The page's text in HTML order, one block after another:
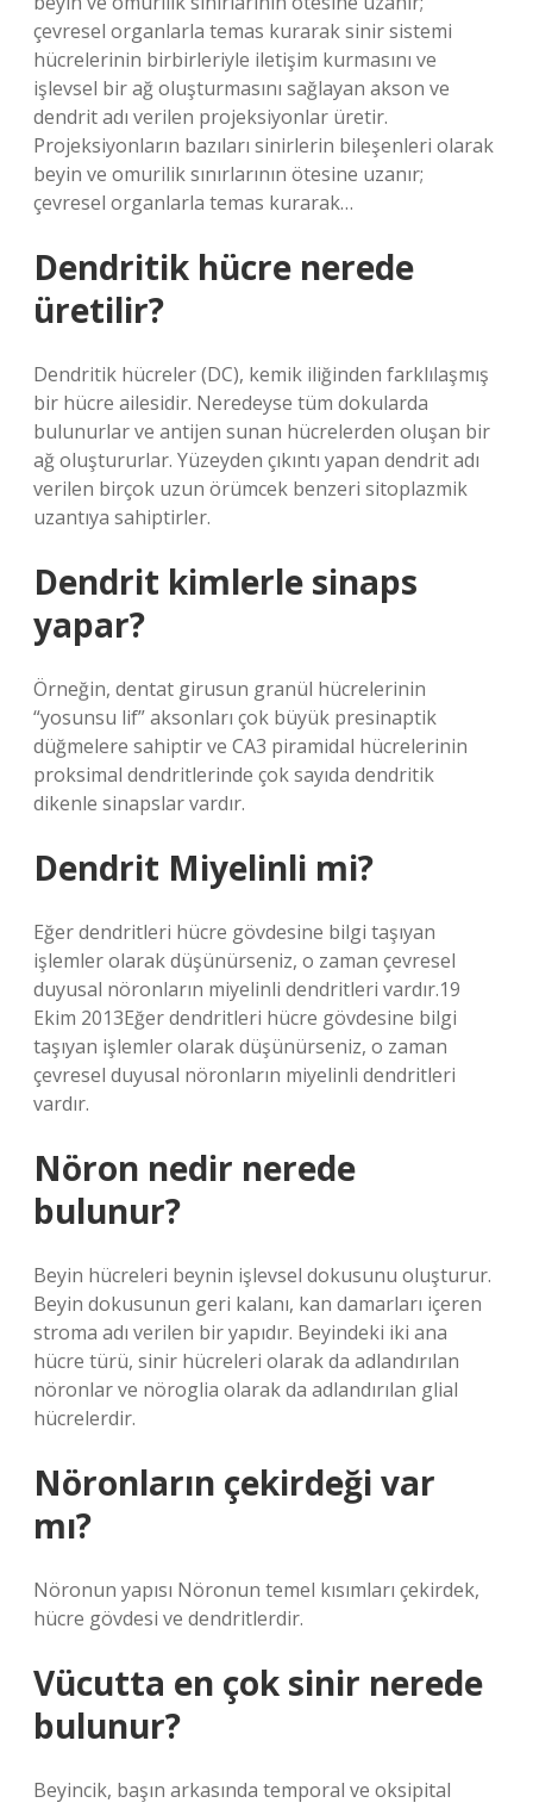
çevresel organlarla temas kurarak sinir sistemi
hücrelerinin birbirleriyle iletişim kurmasını ve
işlevsel bir ağ oluşturmasını sağlayan akson ve
dendrit adı verilen projeksiyonlar üretir.
Projeksiyonların bazıları sinirlerin bileşenleri olarak
beyin ve omurilik sınırlarının ötesine uzanır;
çevresel organlarla temas kurarak…
Dendritik hücre nerede
üretilir?
Dendritik hücreler (DC), kemik iliğinden farklılaşmış
bir hücre ailesidir. Neredeyse tüm dokularda
bulunurlar ve antijen sunan hücrelerden oluşan bir
ağ oluştururlar. Yüzeyden çıkıntı yapan dendrit adı
verilen birçok uzun örümcek benzeri sitoplazmik
uzantıya sahiptirler.
Dendrit kimlerle sinaps
yapar?
Örneğin, dentat girusun granül hücrelerinin
“yosunsu lif” aksonları çok büyük presinaptik
düğmelere sahiptir ve CA3 piramidal hücrelerinin
proksimal dendritlerinde çok sayıda dendritik
dikenle sinapslar vardır.
Dendrit Miyelinli mi?
Eğer dendritleri hücre gövdesine bilgi taşıyan
işlemler olarak düşünürseniz, o zaman çevresel
duyusal nöronların miyelinli dendritleri vardır.19
Ekim 2013Eğer dendritleri hücre gövdesine bilgi
taşıyan işlemler olarak düşünürseniz, o zaman
çevresel duyusal nöronların miyelinli dendritleri
vardır.
Nöron nedir nerede
bulunur?
Beyin hücreleri beynin işlevsel dokusunu oluşturur.
Beyin dokusunun geri kalanı, kan damarları içeren
stroma adı verilen bir yapıdır. Beyindeki iki ana
hücre türü, sinir hücreleri olarak da adlandırılan
nöronlar ve nöroglia olarak da adlandırılan glial
hücrelerdir.
Nöronların çekirdeği var
mı?
Nöronun yapısı Nöronun temel kısımları çekirdek,
hücre gövdesi ve dendritlerdir.
Vücutta en çok sinir nerede
bulunur?
Beyincik, başın arkasında temporal ve oksipital